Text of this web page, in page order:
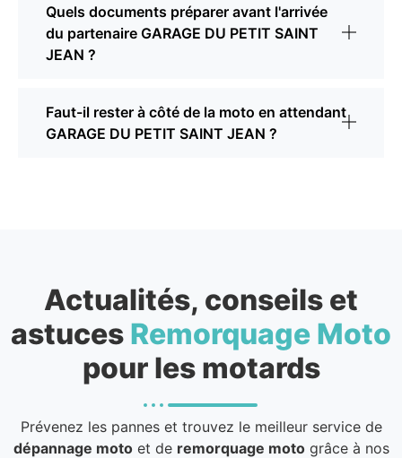
Quels documents préparer avant l'arrivée
du partenaire GARAGE DU PETIT SAINT
JEAN ?
Faut-il rester à côté de la moto en attendant
GARAGE DU PETIT SAINT JEAN ?
Actualités, conseils et
astuces Remorquage Moto
pour les motards
Prévenez les pannes et trouvez le meilleur service de
dépannage motoet de remorquage motogrâce à nos